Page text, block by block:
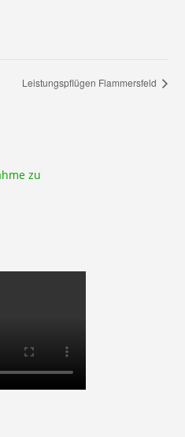
Leistungspflügen Flammersfeld